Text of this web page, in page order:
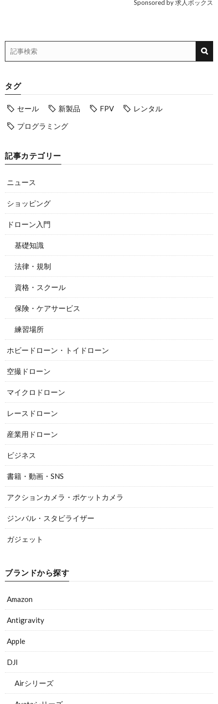
Sponsored by 求人ボックス
タグ
セール 新製品 FPV
レンタル
プログラミング
記事カテゴリー
ニュース
ショッピング
ドローン入門
基礎知識
法律・規制
資格・スクール
保険・ケアサービス
練習場所
ホビードローン・トイドローン
空撮ドローン
マイクロドローン
レースドローン
産業用ドローン
ビジネス
書籍・動画・SNS
アクションカメラ・ポケットカメラ
ジンバル・スタビライザー
ガジェット
ブランドから探す
Amazon
Antigravity
Apple
DJI
Airシリーズ